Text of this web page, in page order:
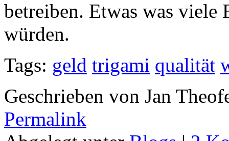
betreiben. Etwas was
würden.
Tags: geld trigami qualität
Geschrieben von Jan
Permalink